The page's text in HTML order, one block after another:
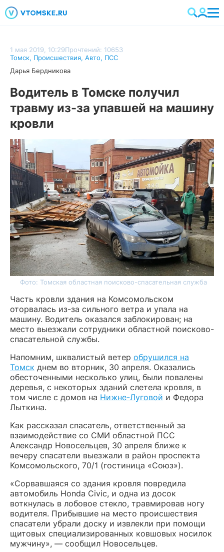
1 мая 2019, 10:29Прочтений: 10653
Томск, Происшествия, Авто, ПСС
Дарья Бердникова
Водитель в Томске получил
травму из-за упавшей на машину
кровли
Фото: Томская областная поисково-спасательная служба
Часть кровли здания на Комсомольском
оторвалась из-за сильного ветра и упала на
машину. Водитель оказался заблокирован; на
место выезжали сотрудники областной поисково-
спасательной службы.
Напомним, шквалистый ветер обрушился на
Томск днем во вторник, 30 апреля. Оказались
обесточенными несколько улиц, были повалены
деревья, с некоторых зданий слетела кровля, в
том числе с домов на Нижне-Луговой и Федора
Лыткина.
Как рассказал спасатель, ответственный за
взаимодействие со СМИ областной ПСС
Александр Новосельцев, 30 апреля ближе к
вечеру спасатели выезжали в район проспекта
Комсомольского, 70/1 (гостиница «Союз»).
«Сорвавшаяся со здания кровля повредила
автомобиль Honda Civic, и одна из досок
воткнулась в лобовое стекло, травмировав ногу
водителя. Прибывшие на место происшествия
спасатели убрали доску и извлекли при помощи
щитовых специализированных ковшовых носилок
мужчину», — сообщил Новосельцев.